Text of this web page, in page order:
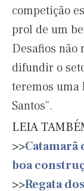
competição
prol de um
Desafios não
difundir o
teremos uma
Santos”.
LEIA
>>Catamarã
boa
>>Regata